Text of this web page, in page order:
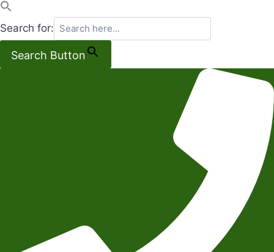
Search for:
Search Button